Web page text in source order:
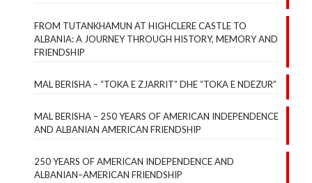
FROM TUTANKHAMUN AT HIGHCLERE CASTLE TO
ALBANIA: A JOURNEY THROUGH HISTORY, MEMORY AND
FRIENDSHIP
MAL BERISHA – “TOKA E ZJARRIT” DHE “TOKA E NDEZUR”
MAL BERISHA – 250 YEARS OF AMERICAN INDEPENDENCE
AND ALBANIAN AMERICAN FRIENDSHIP
250 YEARS OF AMERICAN INDEPENDENCE AND
ALBANIAN–AMERICAN FRIENDSHIP